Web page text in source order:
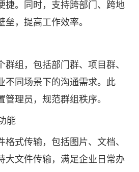
捷。同时，支持跨部门、跨地
，提高工作效率。
组，包括部门群、项目群、
不同场景下的沟通需求。此
管理员，规范群组秩序。
能
式传输，包括图片、文档、
大文件传输，满足企业日常办